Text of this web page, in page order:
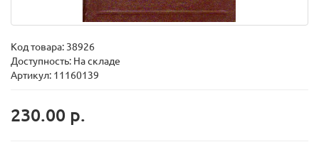
Код товара: 38926
Доступность: На складе
Артикул: 11160139
230.00 р.